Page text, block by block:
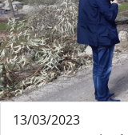
13/03/2023